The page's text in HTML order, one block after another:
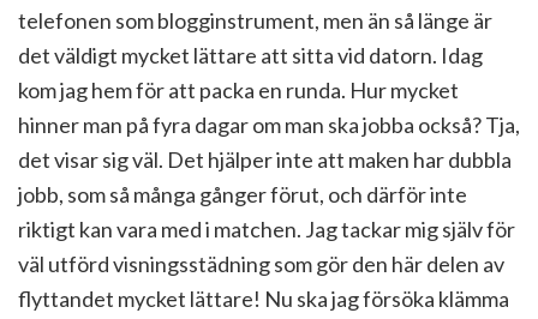
telefonen som blogginstrument, men än så länge är
det väldigt mycket lättare att sitta vid datorn. Idag
kom jag hem för att packa en runda. Hur mycket
hinner man på fyra dagar om man ska jobba också? Tja,
det visar sig väl. Det hjälper inte att maken har dubbla
jobb, som så många gånger förut, och därför inte
riktigt kan vara med i matchen. Jag tackar mig själv för
väl utförd visningsstädning som gör den här delen av
flyttandet mycket lättare! Nu ska jag försöka klämma